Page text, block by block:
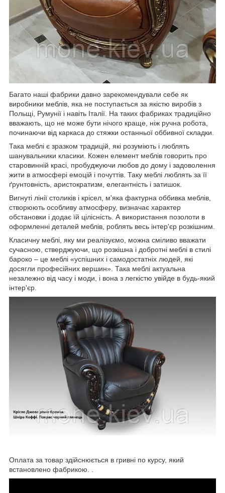
Багато наші фабрики давно зарекомендували себе як
виробники меблів, яка не поступається за якістю виробів з
Польщі, Румунії і навіть Італії. На таких фабриках традиційно
вважають, що не може бути нічого краще, ніж ручна робота,
починаючи від каркаса до стяжки останньої оббивної складки.
Така меблі є зразком традицій, які розуміють і люблять
шанувальники класики. Кожен елемент меблів говорить про
старовинній красі, пробуджуючи любов до дому і задоволення
жити в атмосфері емоцій і почуттів. Таку меблі люблять за її
ґрунтовність, аристократизм, елегантність і затишок.
Вигнуті лінії столиків і крісел, м'яка фактурна оббивка меблів,
створюють особливу атмосферу, визначає характер
обстановки і додає їй цілісність. А використання позолоти в
оформленні деталей меблів, роблять весь інтер'єр розкішним.
Класичну меблі, яку ми реалізуємо, можна сміливо вважати
сучасною, стверджуючи, що розкішна і добротні меблі в стилі
бароко – це меблі «успішних і самодостатніх людей, які
досягли професійних вершин». Така меблі актуальна
незалежно від часу і моди, і вона з легкістю увійде в будь-який
інтер'єр.
Оплата за товар здійснюється в гривні по курсу, який
встановлено фабрикою. .